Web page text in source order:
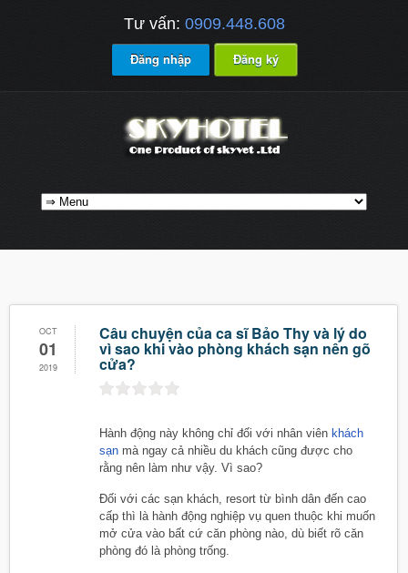
Tư vấn: 0909.448.608
Đăng nhập Đăng ký
OCT
01
2019
Câu chuyện của ca sĩ Bảo Thy và lý do
vì sao khi vào phòng khách sạn nên gõ
cửa?
Hành động này không chỉ đối với nhân viên khách
sạn mà ngay cả nhiều du khách cũng được cho
rằng nên làm như vậy. Vì sao?
Đối với các sạn khách, resort từ bình dân đến cao
cấp thì là hành động nghiệp vụ quen thuộc khi muốn
mở cửa vào bất cứ căn phòng nào, dù biết rõ căn
phòng đó là phòng trống.